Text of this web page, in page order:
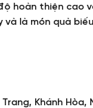
hoàn thiện
là món quà
Khánh Hòa,